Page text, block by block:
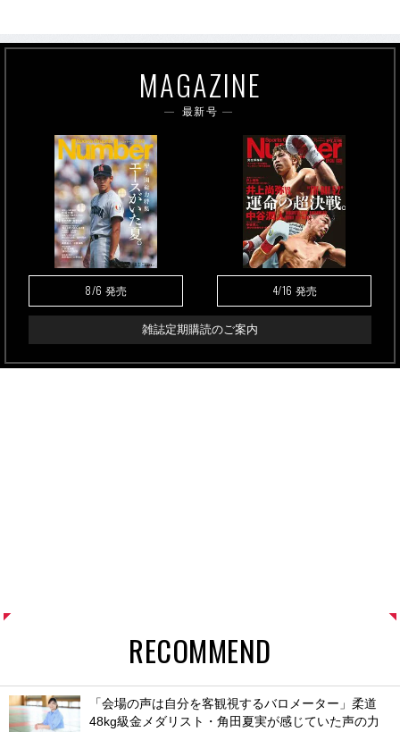
MAGAZINE
最新号
8/6 発売 4/16 発売
雑誌定期購読のご案内
RECOMMEND
「会場の声は自分を客観視するバロメーター」柔道
48kg級金メダリスト・角田夏実が感じていた声の力